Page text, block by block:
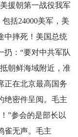
援朝第一战役我军
括24000美军，美
中摔死！美国总统
扔：“要对中共军队
朝鲜海域附近，准
正在北京最高国务
绝密件呈阅。毛主
”参会的是部长以
雀无声。毛主